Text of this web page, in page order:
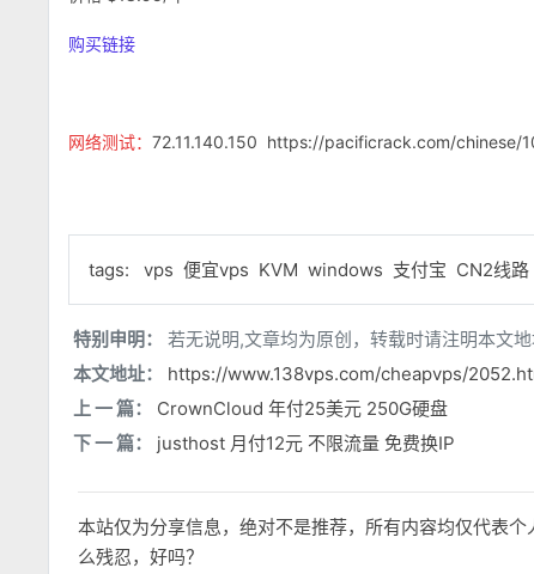
购买链接
网络测试： 72.11.140.150 https://pacificrack.com/chinese/
tags: vps 便宜vps KVM windows 支付宝 CN2线路
特别申明：
若无说明,文章均为原创，转载时请注明本文地
本文地址：
https://www.138vps.com/cheapvps/
上 一 篇：
CrownCloud 年付25美元 250G硬盘
下 一 篇：
justhost 月付12元 不限流量 免费换IP
本站仅为分享信息，绝对不是推荐，所有内容均仅代表
么残忍，好吗？